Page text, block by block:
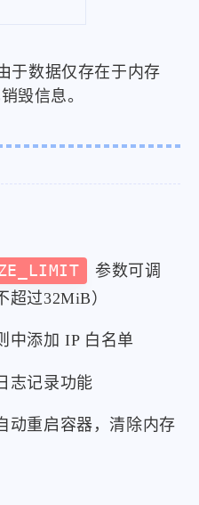
于数据仅存在于内存
毁信息。
参数可调
超过32MiB）
中添加 IP 白名单
志记录功能
动重启容器，清除内存